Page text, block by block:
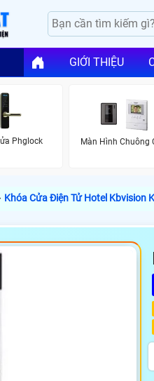
GIỚI THIỆU
Phglock Màn Hình Chuông
Khóa Cửa Điện Tử Hotel Kbvision